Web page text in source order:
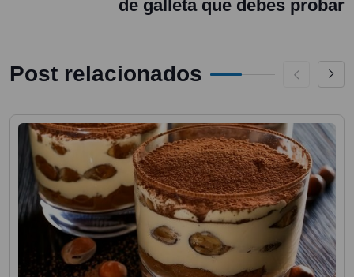
de galleta que debes probar
Post relacionados